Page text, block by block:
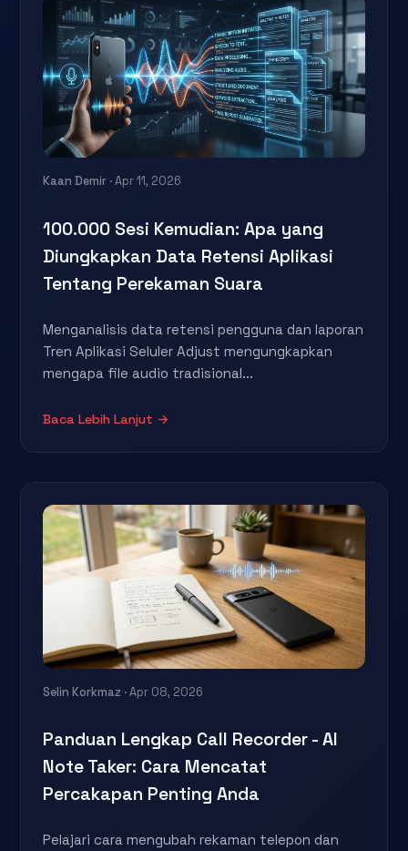
Kaan Demir · Apr 11, 2026
100.000 Sesi Kemudian: Apa yang
Diungkapkan Data Retensi Aplikasi
Tentang Perekaman Suara
Menganalisis data retensi pengguna dan laporan
Tren Aplikasi Seluler Adjust mengungkapkan
mengapa file audio tradisional...
Baca Lebih Lanjut →
Selin Korkmaz · Apr 08, 2026
Panduan Lengkap Call Recorder - AI
Note Taker: Cara Mencatat
Percakapan Penting Anda
Pelajari cara mengubah rekaman telepon dan